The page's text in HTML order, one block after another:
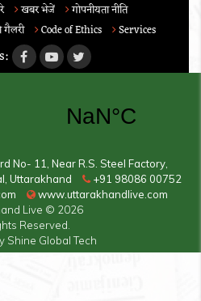
खबर भेजें
गोपनीयता नीति
गैलरी Code of Ethics Services
No- 11, Near R.S. Steel Factory,
Uttarakhand
+91 98086 00752
www.uttarakhandlive.com
Live © 2026
Reserved.
Shine Global Tech